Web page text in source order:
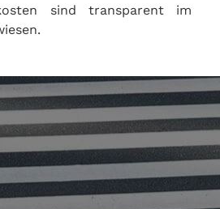
sind transparent im